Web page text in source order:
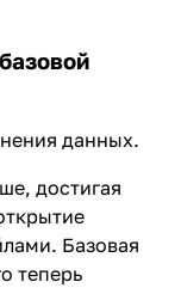
данных.
достигая
Базовая
теперь